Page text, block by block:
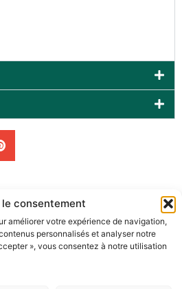
le consentement
améliorer votre expérience de navigation,
personnalisés et analyser notre
», vous consentez à notre utilisation